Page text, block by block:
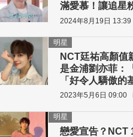
滿愛慕！讓追星
2024年8月19日 13:39
NCT廷祐高顏值
是金浦劉亦菲：
「好令人驕傲的
明星
2023年5月6日 09:00
戀愛宣告？NCT
明星